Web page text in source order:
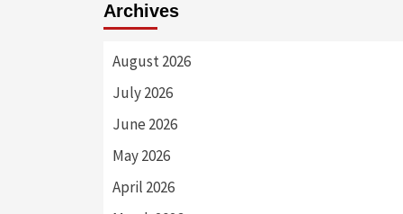
Archives
August 2026
July 2026
June 2026
May 2026
April 2026